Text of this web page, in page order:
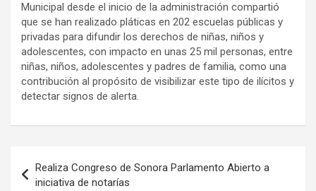
Municipal desde el inicio de la administración compartió
que se han realizado pláticas en 202 escuelas públicas y
privadas para difundir los derechos de niñas, niños y
adolescentes, con impacto en unas 25 mil personas, entre
niñas, niños, adolescentes y padres de familia, como una
contribución al propósito de visibilizar este tipo de ilícitos y
detectar signos de alerta.
de
Realiza Congreso de Sonora Parlamento Abierto a
iniciativa de notarías